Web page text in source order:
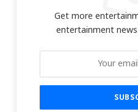
Get more
entertainment